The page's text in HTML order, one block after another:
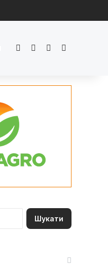
FacebookLinkedInYouTube
П
о